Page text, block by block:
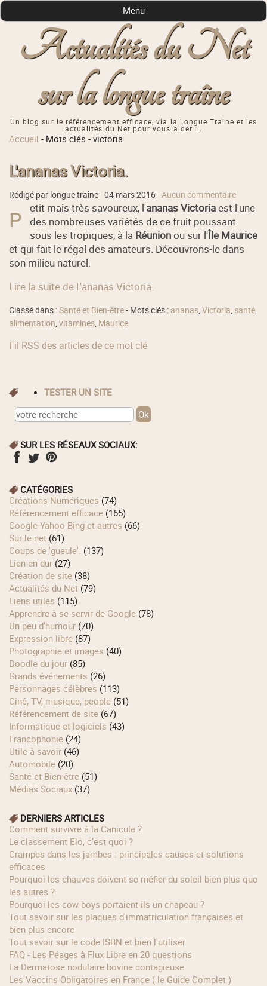
Actualités du Net
sur la longue traîne
Un blog sur le référencement efficace, via la Longue Traine et les
actualités du Net pour vous aider ...
Menu
Accueil - Mots clés -victoria
L'ananas Victoria.
Rédigé par longue traîne -04 mars 2016-Aucun commentaire
P etit mais très savoureux, l'ananas Victoriaest l'une
des nombreuses variétés de ce fruit poussant
sous les tropiques, à la Réunionou sur l'Île Maurice
et qui fait le régal des amateurs. Découvrons-le dans
son milieu naturel.
Lire la suite de L'ananas Victoria.
Classé dans :Santé et Bien-être- Mots clés : ananas,Victoria, santé,
alimentation,vitamines, Maurice
Fil RSS des articles de ce mot clé
TESTER UN SITE
SUR LES RÉSEAUX SOCIAUX:
CATÉGORIES
Créations Numériques (74)
Référencement efficace (165)
Google Yahoo Bing et autres (66)
Sur le net (61)
Coups de 'gueule'. (137)
Lien en dur (27)
Création de site (38)
Actualités du Net (79)
Liens utiles (115)
Apprendre à se servir de Google (78)
Un peu d'humour (70)
Expression libre (87)
Photographie et images (40)
Doodle du jour (85)
Grands événements (26)
Personnages célèbres (113)
Ciné, TV, musique, people (51)
Référencement de site (67)
Informatique et logiciels (43)
Francophonie (24)
Utile à savoir (46)
Automobile (20)
Santé et Bien-être (51)
Médias Sociaux (37)
DERNIERS ARTICLES
Comment survivre à la Canicule ?
Le classement Elo, c’est quoi ?
Crampes dans les jambes : principales causes et solutions
efficaces
Pourquoi les chauves doivent se méfier du soleil bien plus que
les autres ?
Pourquoi les cow‑boys portaient‑ils un chapeau ?
Tout savoir sur les plaques d'immatriculation françaises et
bien plus encore
Tout savoir sur le code ISBN et bien l'utiliser
FAQ - Les Péages à Flux Libre en 20 questions
La Dermatose nodulaire bovine contagieuse
Les Vaccins Obligatoires en France ( le Guide Complet )